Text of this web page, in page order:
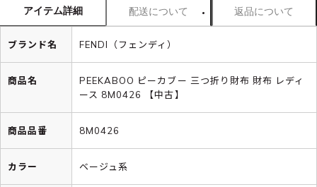
アイテム詳細 配送について 返品について
ブランド名 FENDI（フェンディ）
商品名
PEEKABOO ピーカブー 三つ折り財布 財布 レディ
ース 8M0426 【中古】
商品品番 8M0426
カラー ベージュ系